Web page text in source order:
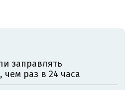
заправлять
раз в 24 часа